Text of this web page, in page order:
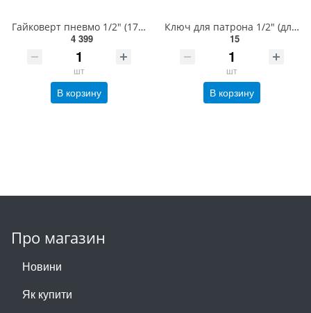
Гайковерт пневмо 1/2" (1700N/m;7000об/мин) AEROPRO A301
4 399
шт
В корзину
Ключ для патрона 1/2" (для пневмодрилі AT-4041B) CK-AT-4041B
15
шт
В корзину
Про магазин
Новини
Як купити